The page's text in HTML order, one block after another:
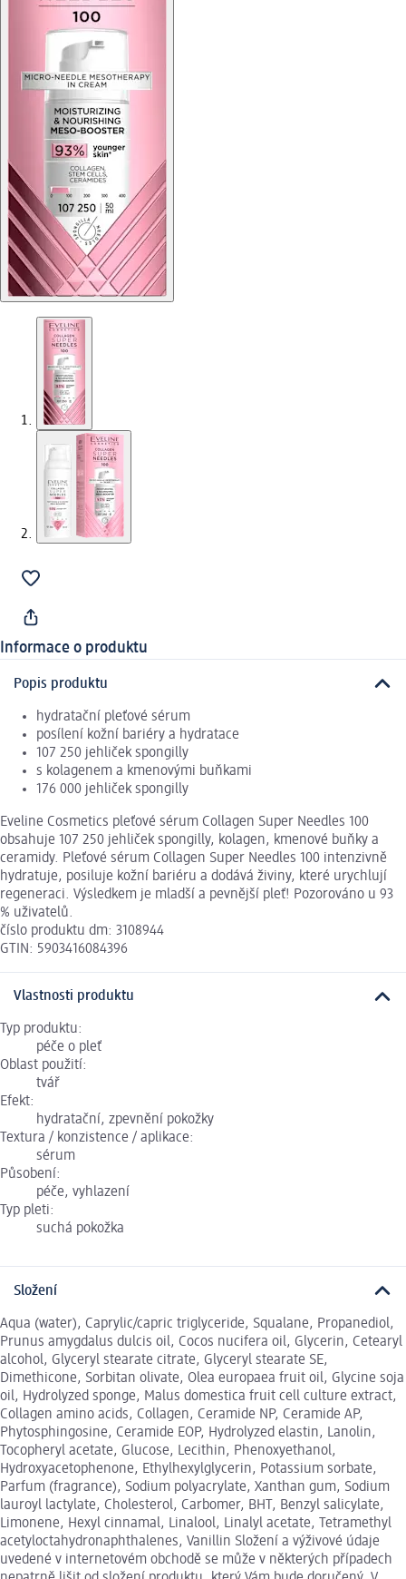
Informace o produktu
Popis produktu
hydratační pleťové sérum
posílení kožní bariéry a hydratace
107 250 jehliček spongilly
s kolagenem a kmenovými buňkami
176 000 jehliček spongilly
Eveline Cosmetics pleťové sérum Collagen Super Needles 100
obsahuje 107 250 jehliček spongilly, kolagen, kmenové buňky a
ceramidy. Pleťové sérum Collagen Super Needles 100 intenzivně
hydratuje, posiluje kožní bariéru a dodává živiny, které urychlují
regeneraci. Výsledkem je mladší a pevnější pleť! Pozorováno u 93
% uživatelů.
číslo produktu dm: 3108944
GTIN: 5903416084396
Vlastnosti produktu
Typ produktu:
péče o pleť
Oblast použití:
tvář
Efekt:
hydratační, zpevnění pokožky
Textura / konzistence / aplikace:
sérum
Působení:
péče, vyhlazení
Typ pleti:
suchá pokožka
Složení
Aqua (water), Caprylic/capric triglyceride, Squalane, Propanediol,
Prunus amygdalus dulcis oil, Cocos nucifera oil, Glycerin, Cetearyl
alcohol, Glyceryl stearate citrate, Glyceryl stearate SE,
Dimethicone, Sorbitan olivate, Olea europaea fruit oil, Glycine soja
oil, Hydrolyzed sponge, Malus domestica fruit cell culture extract,
Collagen amino acids, Collagen, Ceramide NP, Ceramide AP,
Phytosphingosine, Ceramide EOP, Hydrolyzed elastin, Lanolin,
Tocopheryl acetate, Glucose, Lecithin, Phenoxyethanol,
Hydroxyacetophenone, Ethylhexylglycerin, Potassium sorbate,
Parfum (fragrance), Sodium polyacrylate, Xanthan gum, Sodium
lauroyl lactylate, Cholesterol, Carbomer, BHT, Benzyl salicylate,
Limonene, Hexyl cinnamal, Linalool, Linalyl acetate, Tetramethyl
acetyloctahydronaphthalenes, Vanillin Složení a výživové údaje
uvedené v internetovém obchodě se může v některých případech